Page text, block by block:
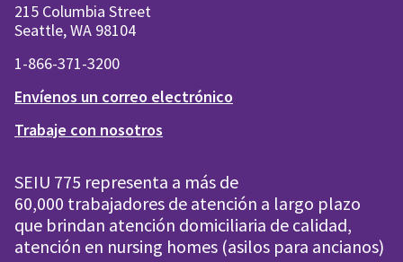
215 Columbia Street
Seattle, WA 98104
1-866-371-3200
Envíenos un correo electrónico
Trabaje con nosotros
SEIU 775 representa a más de
60,000 trabajadores de atención a largo plazo
que brindan atención domiciliaria de calidad,
atención en nursing homes (asilos para ancianos)